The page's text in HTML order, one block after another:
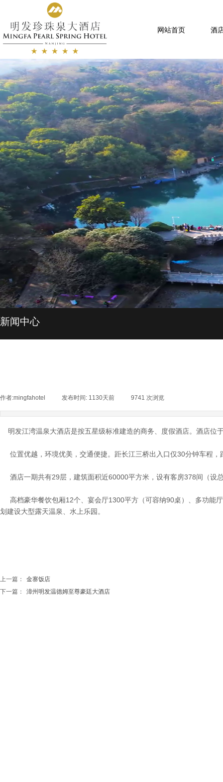
网站首页 酒
新闻中心
作者:mingfahotel 发布时间: 1130天前 9741 次浏览
明发江湾温泉大酒店是按五星级标准建造的商务、度假酒店。酒店位
位置优越，环境优美，交通便捷。距长江三桥出入口仅30分钟车程，
酒店一期共有29层，建筑面积近60000平方米，设有客房378间（设
高档豪华餐饮包厢12个、宴会厅1300平方（可容纳90桌）、多功能
划建设大型露天温泉、水上乐园。
上一篇：
金寨饭店
下一篇：
漳州明发温德姆至尊豪廷大酒店